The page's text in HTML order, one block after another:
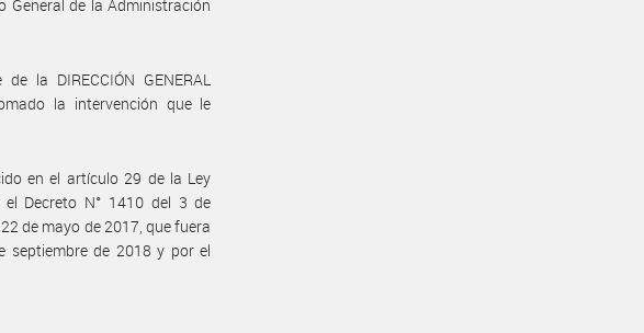
General de la Administración
de la DIRECCIÓN GENERAL
la intervención que le
en el artículo 29 de la Ley
Decreto N° 1410 del 3 de
de mayo de 2017, que fuera
septiembre de 2018 y por el